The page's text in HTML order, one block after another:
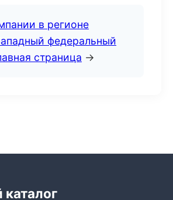
в регионе
федеральный
страница →